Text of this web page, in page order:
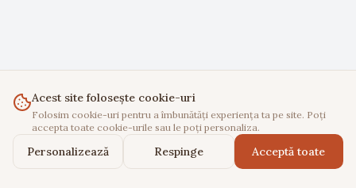
Acest site folosește cookie-uri
Folosim cookie-uri pentru a îmbunătăți experiența ta pe site. Poți
accepta toate cookie-urile sau le poți personaliza.
Personalizează Respinge Acceptă toate